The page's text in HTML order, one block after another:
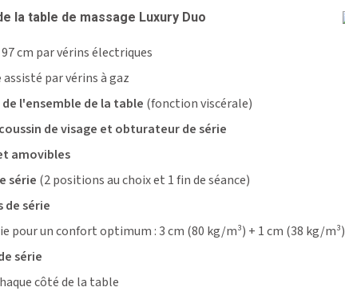
la table de massage Luxury Duo
cm par vérins électriques
assisté par vérins à gaz
l'ensemble de la table (fonction viscérale)
de visage et obturateur de série
amovibles
série (2 positions au choix et 1 fin de séance)
de série
pour un confort optimum : 3 cm (80 kg/m³) + 1 cm (38 kg/m³)
série
côté de la table